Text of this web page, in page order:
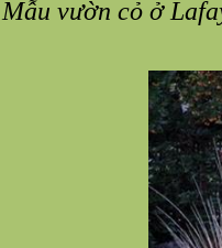
Mẫu vườn cỏ ở